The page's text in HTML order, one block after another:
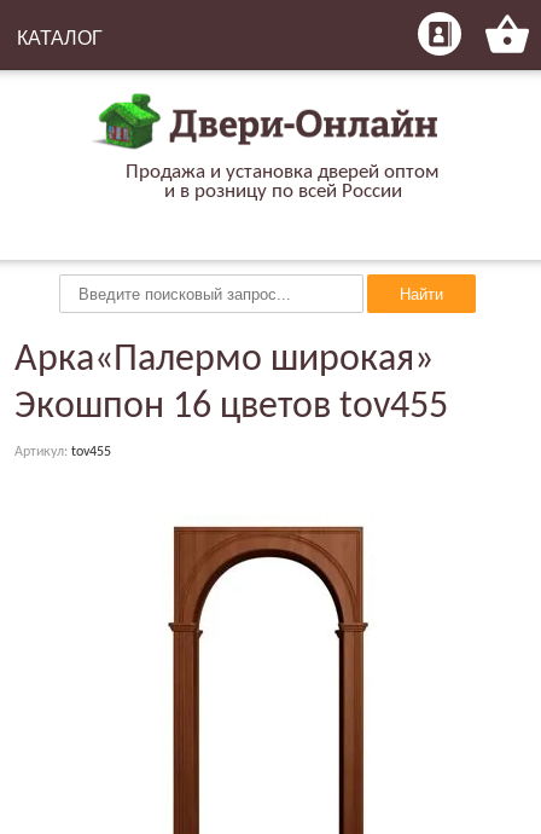
КАТАЛОГ
Продажа и установка дверей оптом
и в розницу по всей России
Найти
Арка«Палермо широкая»
Экошпон 16 цветов tov455
Артикул: tov455